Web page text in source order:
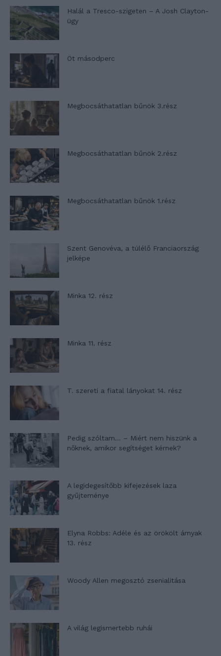
Halál a Tresco-szigeten – A Josh Clayton-
ügy
Öt másodperc
Megbocsáthatatlan bűnök 3.rész
Megbocsáthatatlan bűnök 2.rész
Megbocsáthatatlan bűnök 1.rész
Szent Genovéva, a túlélő Franciaország
jelképe
Minka 12. rész
Minka 11. rész
T. szereti a fiatal lányokat 14. rész
Pedig szóltam… – Miért nem hiszünk a
nőknek, amikor segítséget kérnek?
A legidegesítőbb kifejezések laza
gyűjteménye
Elyna Robbs: Adéle és az örökölt árnyak
13. rész
Woody Allen megosztó zsenialitása
A világ legismertebb ruhái